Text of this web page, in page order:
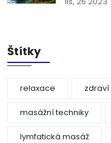
Štítky
relaxace zdraví
masážní techniky
lymfatická masáž